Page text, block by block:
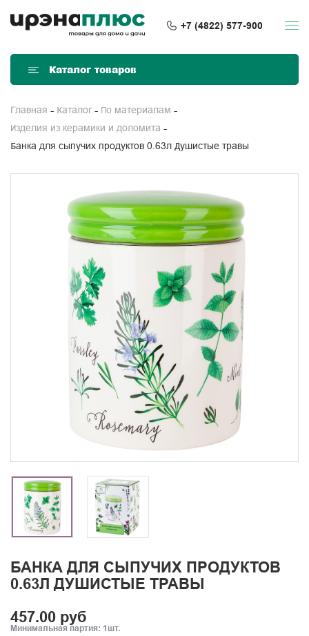
+7 (4822) 577-900
Каталог товаров
Главная Каталог По материалам
Изделия из керамики и доломита
Банка для сыпучих продуктов 0.63л Душистые травы
БАНКА ДЛЯ СЫПУЧИХ ПРОДУКТОВ
0.63Л ДУШИСТЫЕ ТРАВЫ
457.00 руб
Минимальная партия: 1шт.